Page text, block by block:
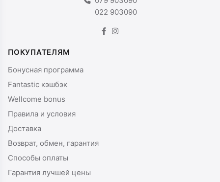
022 903090
ПОКУПАТЕЛЯМ
Бонусная программа
Fantastic кэшбэк
Wellcome bonus
Правила и условия
Доставка
Возврат, обмен, гарантия
Способы оплаты
Гарантия лучшей цены